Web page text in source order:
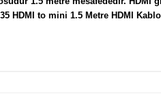
HDMI to mini 1.5 Metre HDMI